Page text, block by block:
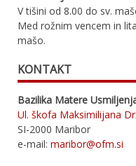
V tišini od 8.00 do sv.
Med rožnim vencem in
mašo.
KONTAKT
Bazilika Matere
Ul. škofa Maksimilijana
SI-2000 Maribor
e-mail: maribor@ofm.si